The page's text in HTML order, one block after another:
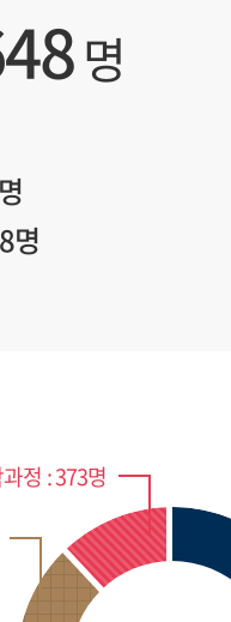
명
명
정 : 373명